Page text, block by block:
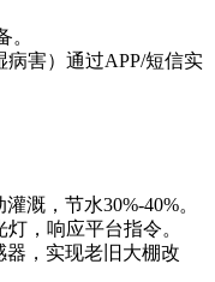
。
害）通过APP/短信实
溉，节水30%-40%。
，响应平台指令。
器，实现老旧大棚改